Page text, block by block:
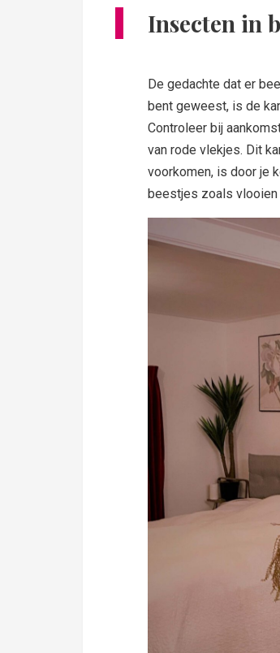
Insecten in
De gedachte dat er
bent geweest, is de
Controleer bij
van rode vlekjes. Dit
voorkomen, is door je
beestjes zoals